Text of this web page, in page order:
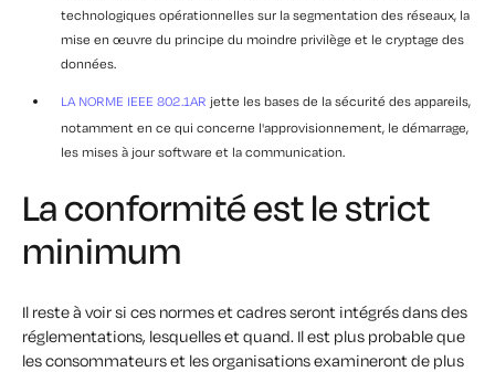
technologiques opérationnelles sur la segmentation des réseaux, la
mise en œuvre du principe du moindre privilège et le cryptage des
données.
LA NORME IEEE 802.1AR jette les bases de la sécurité des appareils,
notamment en ce qui concerne l'approvisionnement, le démarrage,
les mises à jour software et la communication.
La conformité est le strict
minimum
Il reste à voir si ces normes et cadres seront intégrés dans des
réglementations, lesquelles et quand. Il est plus probable que
les consommateurs et les organisations examineront de plus